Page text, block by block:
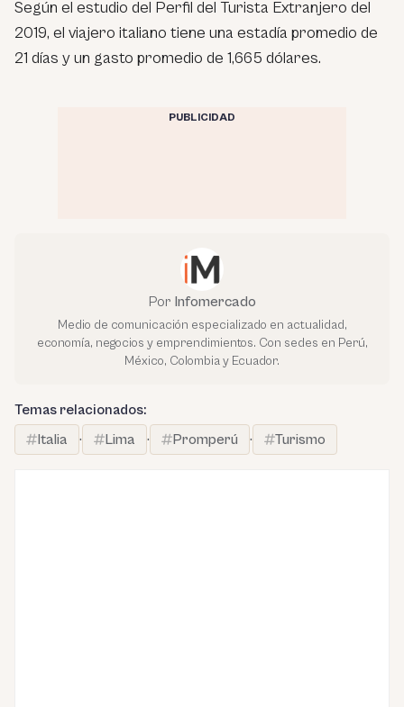
Según el estudio del Perfil del Turista Extranjero del
2019, el viajero italiano tiene una estadía promedio de
21 días y un gasto promedio de 1,665 dólares.
PUBLICIDAD
Por Infomercado
Medio de comunicación especializado en actualidad,
economía, negocios y emprendimientos. Con sedes en Perú,
México, Colombia y Ecuador.
Temas relacionados:
Italia
· Lima · Promperú · Turismo